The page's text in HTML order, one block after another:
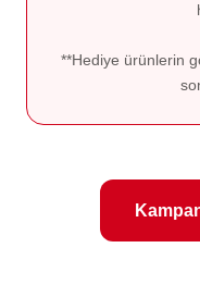
**Hediye ürünlerin